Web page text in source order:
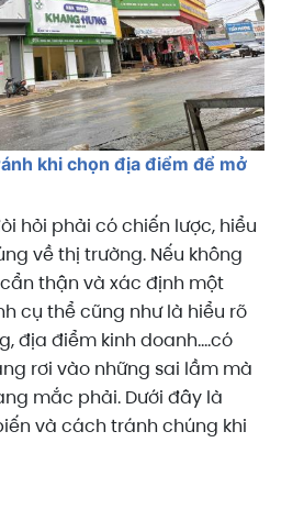
khi chọn địa điểm để mở
hỏi phải có chiến lược, hiểu
về thị trường. Nếu không
thận và xác định một
cụ thể cũng như là hiểu rõ
địa điểm kinh doanh....có
rơi vào những sai lầm mà
mắc phải. Dưới đây là
và cách tránh chúng khi